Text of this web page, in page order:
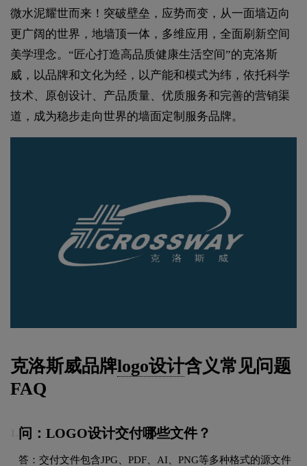
微水泥耀世而来！突破壁垒，应势而变，从一面墙迈向
更广阔的世界，地墙顶一体，多维应用，全面刷新空间
美学理念。“匠心打造高品质健康生活空间”的克洛斯
威，以品牌和文化为经，以产能和模式为纬，依托科学
技术、原创设计、产品质量、优质服务和完善的营销渠
道，成为稳步走向世界的墙面定制服务品牌。
克洛斯威品牌logo设计含义常见问题
FAQ
问：LOGO设计交付哪些文件？
答：交付文件包含JPG、PDF、AI、PNG等多种格式的源文件